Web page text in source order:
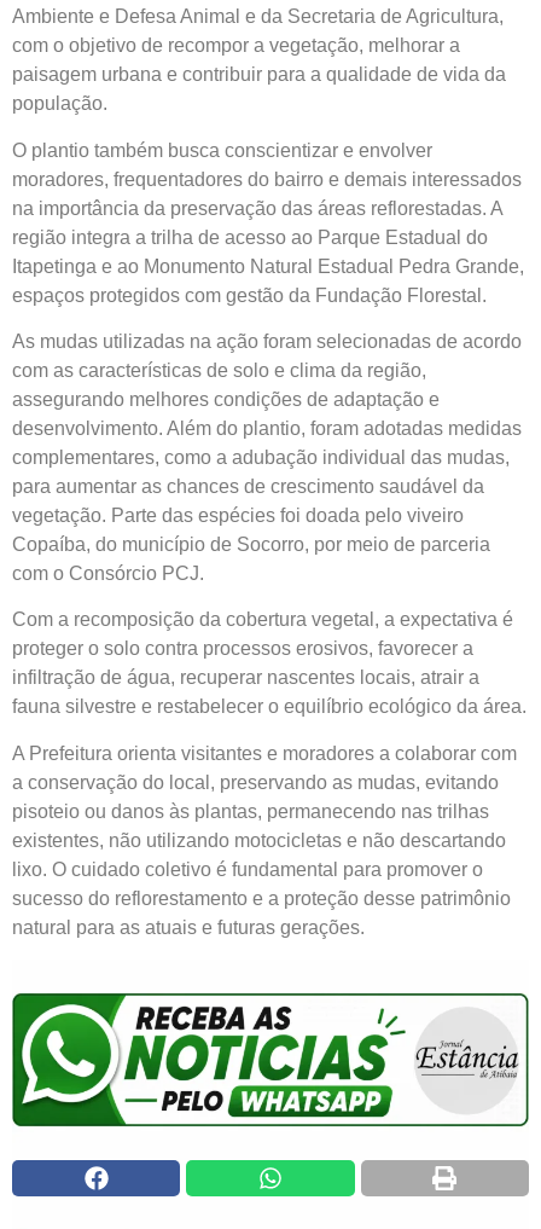
Ambiente e Defesa Animal e da Secretaria de Agricultura,
com o objetivo de recompor a vegetação, melhorar a
paisagem urbana e contribuir para a qualidade de vida da
população.
O plantio também busca conscientizar e envolver
moradores, frequentadores do bairro e demais interessados
na importância da preservação das áreas reflorestadas. A
região integra a trilha de acesso ao Parque Estadual do
Itapetinga e ao Monumento Natural Estadual Pedra Grande,
espaços protegidos com gestão da Fundação Florestal.
As mudas utilizadas na ação foram selecionadas de acordo
com as características de solo e clima da região,
assegurando melhores condições de adaptação e
desenvolvimento. Além do plantio, foram adotadas medidas
complementares, como a adubação individual das mudas,
para aumentar as chances de crescimento saudável da
vegetação. Parte das espécies foi doada pelo viveiro
Copaíba, do município de Socorro, por meio de parceria
com o Consórcio PCJ.
Com a recomposição da cobertura vegetal, a expectativa é
proteger o solo contra processos erosivos, favorecer a
infiltração de água, recuperar nascentes locais, atrair a
fauna silvestre e restabelecer o equilíbrio ecológico da área.
A Prefeitura orienta visitantes e moradores a colaborar com
a conservação do local, preservando as mudas, evitando
pisoteio ou danos às plantas, permanecendo nas trilhas
existentes, não utilizando motocicletas e não descartando
lixo. O cuidado coletivo é fundamental para promover o
sucesso do reflorestamento e a proteção desse patrimônio
natural para as atuais e futuras gerações.